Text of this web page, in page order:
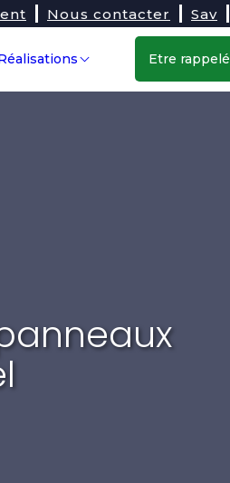
Nous contacter Sav
Etre rappelé